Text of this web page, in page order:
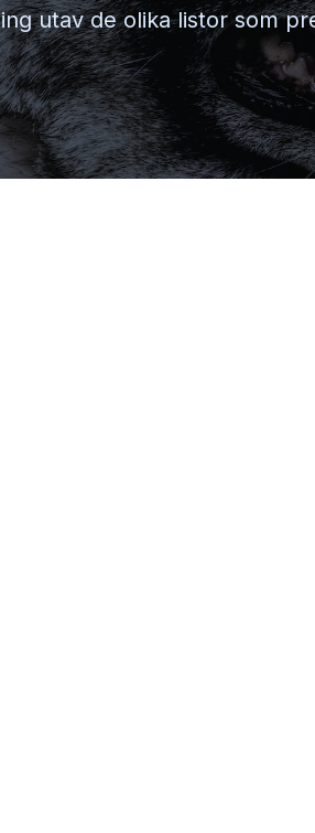
utav de olika listor som